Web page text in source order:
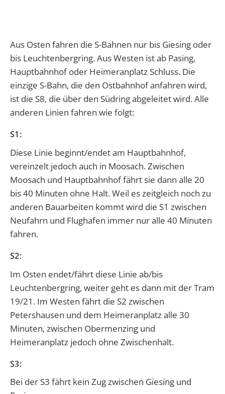
Aus Osten fahren die S-Bahnen nur bis Giesing oder
bis Leuchtenbergring. Aus Westen ist ab Pasing,
Hauptbahnhof oder Heimeranplatz Schluss. Die
einzige S-Bahn, die den Ostbahnhof anfahren wird,
ist die S8, die über den Südring abgeleitet wird. Alle
anderen Linien fahren wie folgt:
S1:
Diese Linie beginnt/endet am Hauptbahnhof,
vereinzelt jedoch auch in Moosach. Zwischen
Moosach und Hauptbahnhof fährt sie dann alle 20
bis 40 Minuten ohne Halt. Weil es zeitgleich noch zu
anderen Bauarbeiten kommt wird die S1 zwischen
Neufahrn und Flughafen immer nur alle 40 Minuten
fahren.
S2:
Im Osten endet/fährt diese Linie ab/bis
Leuchtenbergring, weiter geht es dann mit der Tram
19/21. Im Westen fährt die S2 zwischen
Petershausen und dem Heimeranplatz alle 30
Minuten, zwischen Obermenzing und
Heimeranplatz jedoch ohne Zwischenhalt.
S3:
Bei der S3 fährt kein Zug zwischen Giesing und